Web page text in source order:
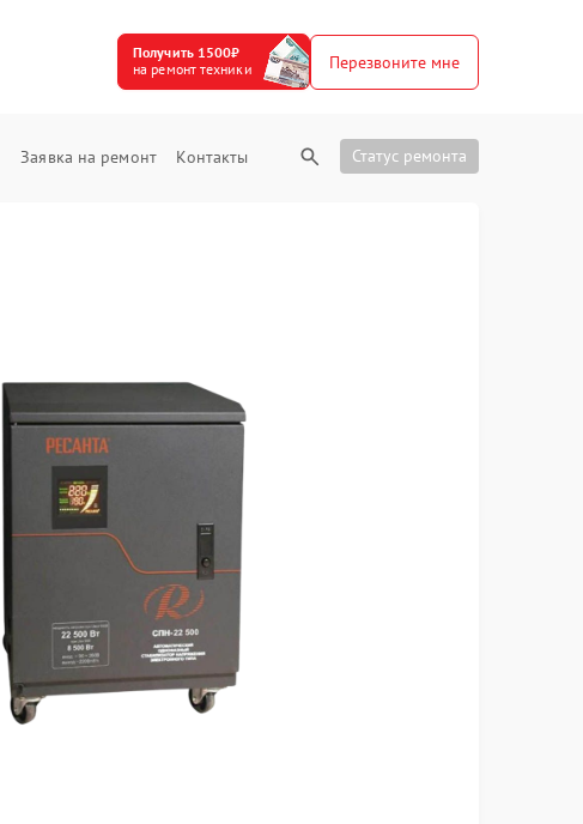
Получить 1500₽
на ремонт техники
Перезвоните мне
Заявка на ремонт Контакты Статус ремонта